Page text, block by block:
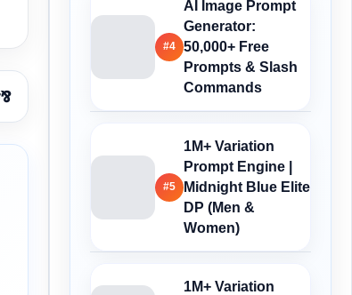
#4
AI Image Prompt
Generator:
50,000+ Free
Prompts & Slash
Commands
#5
1M+ Variation
Prompt Engine |
Midnight Blue Elite
DP (Men &
Women)
1M+ Variation